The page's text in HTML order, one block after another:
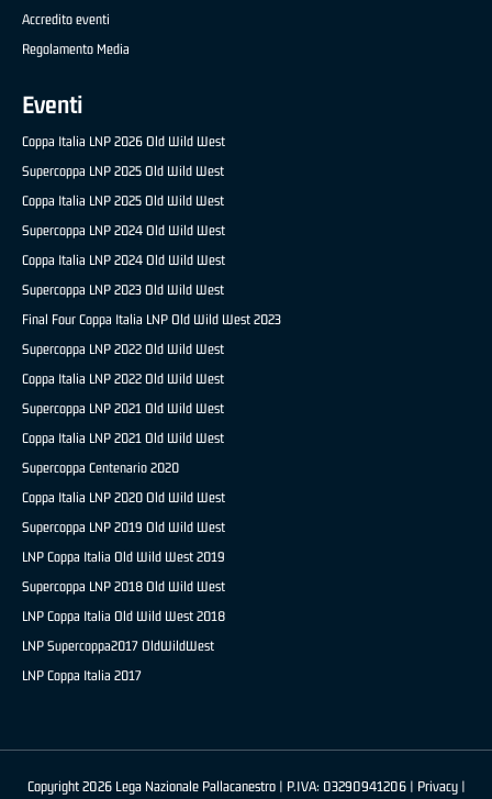
Accredito eventi
Regolamento Media
Eventi
Coppa Italia LNP 2026 Old Wild West
Supercoppa LNP 2025 Old Wild West
Coppa Italia LNP 2025 Old Wild West
Supercoppa LNP 2024 Old Wild West
Coppa Italia LNP 2024 Old Wild West
Supercoppa LNP 2023 Old Wild West
Final Four Coppa Italia LNP Old Wild West 2023
Supercoppa LNP 2022 Old Wild West
Coppa Italia LNP 2022 Old Wild West
Supercoppa LNP 2021 Old Wild West
Coppa Italia LNP 2021 Old Wild West
Supercoppa Centenario 2020
Coppa Italia LNP 2020 Old Wild West
Supercoppa LNP 2019 Old Wild West
LNP Coppa Italia Old Wild West 2019
Supercoppa LNP 2018 Old Wild West
LNP Coppa Italia Old Wild West 2018
LNP Supercoppa2017 OldWildWest
LNP Coppa Italia 2017
Copyright 2026 Lega Nazionale Pallacanestro | P.IVA: 03290941206 | Privacy|